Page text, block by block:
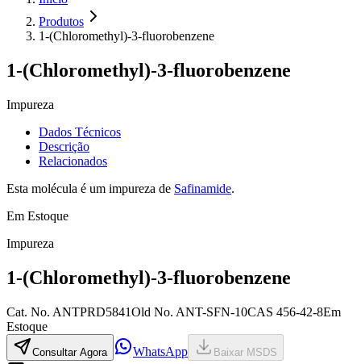
Produtos
1-(Chloromethyl)-3-fluorobenzene
1-(Chloromethyl)-3-fluorobenzene
Impureza
Dados Técnicos
Descrição
Relacionados
Esta molécula é um impureza de Safinamide.
Em Estoque
Impureza
1-(Chloromethyl)-3-fluorobenzene
Cat. No. ANTPRD5841Old No. ANT-SFN-10CAS 456-42-8Em
Estoque
Consultar Agora WhatsApp Baixar MSDS